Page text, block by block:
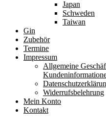
Japan
Schweden
Taiwan
Gin
Zubehör
Termine
Impressum
Allgemeine
Widerrufsbelehrung
Mein Konto
Kontakt